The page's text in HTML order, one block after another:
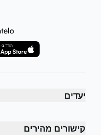
הורד ב-
App Store
יעדים
קישורים מהירים